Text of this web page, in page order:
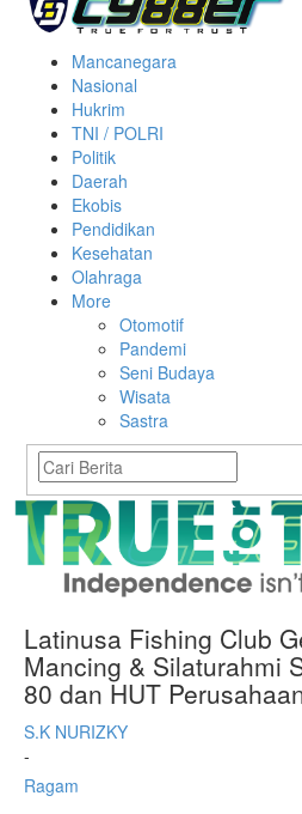
Mancanegara
Nasional
Hukrim
TNI / POLRI
Politik
Daerah
Ekobis
Pendidikan
Kesehatan
Olahraga
More
Otomotif
Pandemi
Seni Budaya
Wisata
Sastra
Latinusa Fishing Club
Mancing & Silaturahmi
80 dan HUT
S.K NURIZKY
-
Ragam